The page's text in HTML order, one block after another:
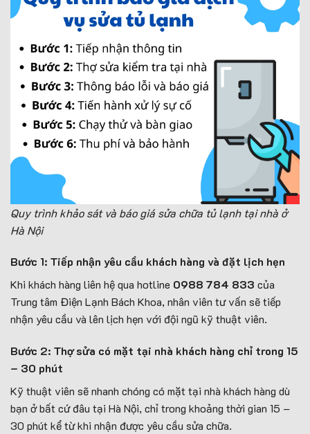
Quy trình khảo sát và báo giá sửa chữa tủ lạnh tại nhà ở
Hà Nội
Bước 1: Tiếp nhận yêu cầu khách hàng và đặt lịch hẹn
Khi khách hàng liên hệ qua hotline 0988 784 833 của
Trung tâm Điện Lạnh Bách Khoa, nhân viên tư vấn sẽ tiếp
nhận yêu cầu và lên lịch hẹn với đội ngũ kỹ thuật viên.
Bước 2: Thợ sửa có mặt tại nhà khách hàng chỉ trong 15
– 30 phút
Kỹ thuật viên sẽ nhanh chóng có mặt tại nhà khách hàng dù
bạn ở bất cứ đâu tại Hà Nội, chỉ trong khoảng thời gian 15 –
30 phút kể từ khi nhận được yêu cầu sửa chữa.